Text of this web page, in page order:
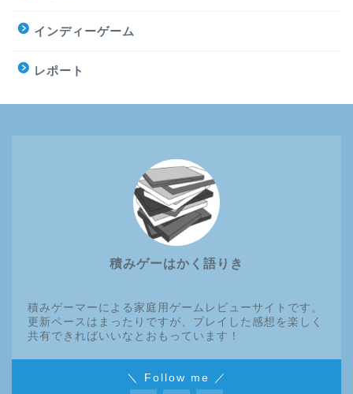
インディーゲーム
レポート
積みゲーはかく語りき
積みゲーマーによる家庭用ゲームレビューサイトです。
更新ペースはまったりですが、プレイした感想を楽しく
共有できればいいなとおもっています！
＼ Follow me ／